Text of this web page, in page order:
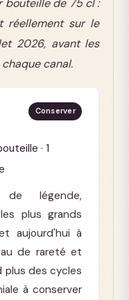
bouteille de 75 cl :
réellement sur le
2026, avant les
canal.
Conserver
· 1
légende,
plus grands
aujourd'hui à
de rareté et
plus des cycles
à conserver